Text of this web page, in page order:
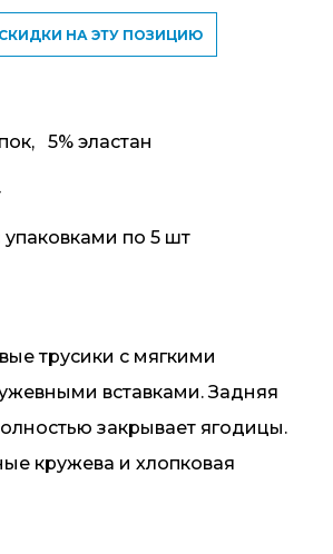
НА ЭТУ ПОЗИЦИЮ
5% эластан
упаковками по 5 шт
трусики с мягкими
вставками. Задняя
закрывает ягодицы.
кружева и хлопковая